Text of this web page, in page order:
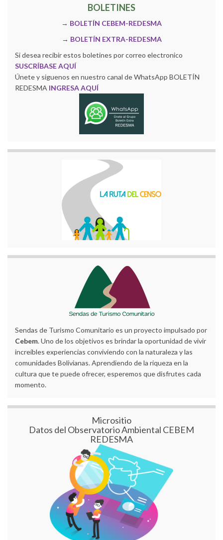
BOLETINES
→ BOLETÍN CEBEM-REDESMA
→ BOLETÍN EXTRA-REDESMA
Si desea recibir estos boletines por correo electronico
SUSCRÍBASE AQUÍ
Únete y siguenos en nuestro canal de WhatsApp BOLETÍN
REDESMA INGRESA AQUÍ
Sendas de Turismo Comunitario es un proyecto impulsado por
Cebem. Uno de los objetivos es brindar la oportunidad de vivir
increíbles experiencias conviviendo con la naturaleza y las
comunidades Bolivianas. Aprendiendo de la riqueza en la
cultura que te puede ofrecer, esperemos que disfrutes cada
momento.
Micrositio
Datos del Observatorio Ambiental CEBEM
REDESMA